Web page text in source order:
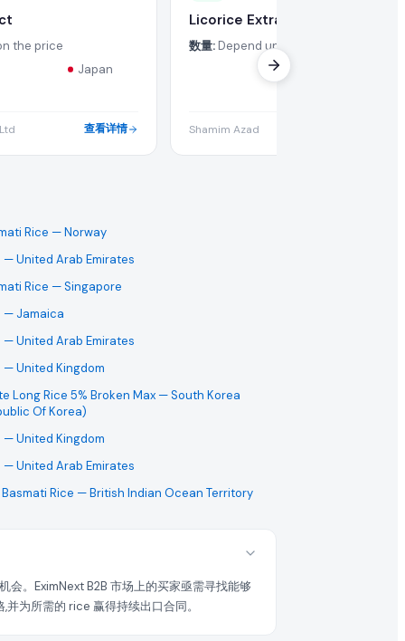
。the price
Japan
查看详情
Licorice Extract
数量: Depend upon the price
Shamim Azad
Rice — Norway
— United Arab Emirates
Rice — Singapore
— Jamaica
— United Arab Emirates
— United Kingdom
Long Rice 5% Broken Max — South Korea
Of Korea)
— United Kingdom
— United Arab Emirates
Rice — British Indian Ocean Territory
。EximNext B2B 市场上的买家亟需寻找能够
为所需的 rice 赢得持续出口合同。